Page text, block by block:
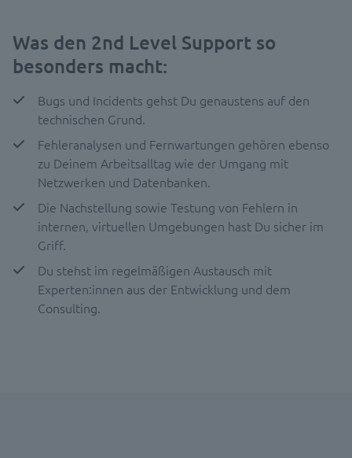
Was den 2nd Level Support so
besonders macht:
Bugs und Incidents gehst Du genaustens auf den
technischen Grund.
Fehleranalysen und Fernwartungen gehören ebenso
zu Deinem Arbeitsalltag wie der Umgang mit
Netzwerken und Datenbanken.
Die Nachstellung sowie Testung von Fehlern in
internen, virtuellen Umgebungen hast Du sicher im
Griff.
Du stehst im regelmäßigen Austausch mit
Experten:innen aus der Entwicklung und dem
Consulting.